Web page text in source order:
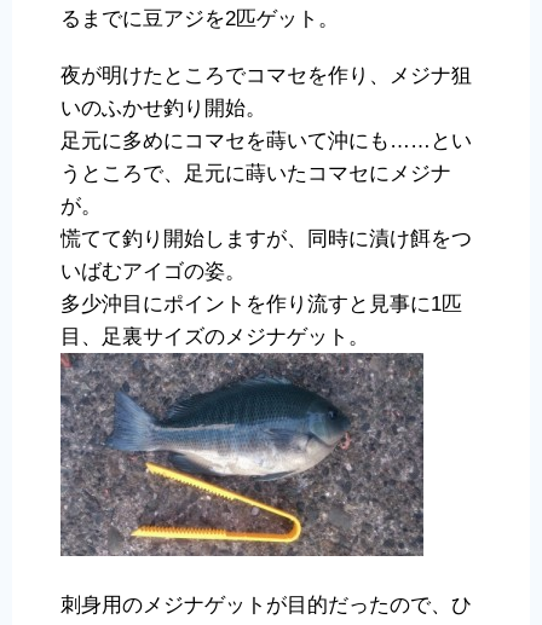
るまでに豆アジを2匹ゲット。
夜が明けたところでコマセを作り、メジナ狙
いのふかせ釣り開始。
足元に多めにコマセを蒔いて沖にも……とい
うところで、足元に蒔いたコマセにメジナ
が。
慌てて釣り開始しますが、同時に漬け餌をつ
いばむアイゴの姿。
多少沖目にポイントを作り流すと見事に1匹
目、足裏サイズのメジナゲット。
刺身用のメジナゲットが目的だったので、ひ